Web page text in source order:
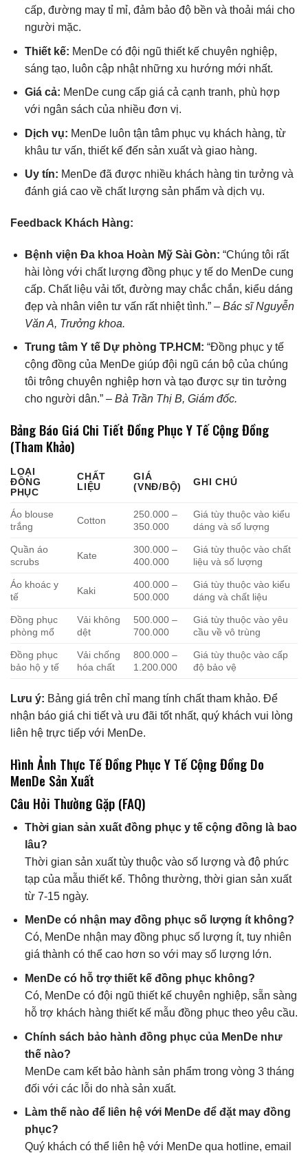
cấp, đường may tỉ mỉ, đảm bảo độ bền và thoải mái cho
người mặc.
Thiết kế: MenDe có đội ngũ thiết kế chuyên nghiệp,
sáng tạo, luôn cập nhật những xu hướng mới nhất.
Giá cả: MenDe cung cấp giá cả cạnh tranh, phù hợp
với ngân sách của nhiều đơn vị.
Dịch vụ: MenDe luôn tận tâm phục vụ khách hàng, từ
khâu tư vấn, thiết kế đến sản xuất và giao hàng.
Uy tín: MenDe đã được nhiều khách hàng tin tưởng và
đánh giá cao về chất lượng sản phẩm và dịch vụ.
Feedback Khách Hàng:
Bệnh viện Đa khoa Hoàn Mỹ Sài Gòn: “Chúng tôi rất
hài lòng với chất lượng đồng phục y tế do MenDe cung
cấp. Chất liệu vải tốt, đường may chắc chắn, kiểu dáng
đẹp và nhân viên tư vấn rất nhiệt tình.” – Bác sĩ Nguyễn
Văn A, Trưởng khoa.
Trung tâm Y tế Dự phòng TP.HCM: “Đồng phục y tế
cộng đồng của MenDe giúp đội ngũ cán bộ của chúng
tôi trông chuyên nghiệp hơn và tạo được sự tin tưởng
cho người dân.” – Bà Trần Thị B, Giám đốc.
Bảng Báo Giá Chi Tiết Đồng Phục Y Tế Cộng Đồng
(Tham Khảo)
LOẠI
ĐỒNG
PHỤC
CHẤT
LIỆU
GIÁ
(VNĐ/BỘ)
GHI CHÚ
Áo blouse
trắng
Cotton
250.000 –
350.000
Giá tùy thuộc vào kiểu
dáng và số lượng
Quần áo
scrubs
Kate
300.000 –
400.000
Giá tùy thuộc vào chất
liệu và số lượng
Áo khoác y
tế
Kaki
400.000 –
500.000
Giá tùy thuộc vào kiểu
dáng và chất liệu
Đồng phục
phòng mổ
Vải không
dệt
500.000 –
700.000
Giá tùy thuộc vào yêu
cầu về vô trùng
Đồng phục
bảo hộ y tế
Vải chống
hóa chất
800.000 –
1.200.000
Giá tùy thuộc vào cấp
độ bảo vệ
Lưu ý: Bảng giá trên chỉ mang tính chất tham khảo. Để
nhận báo giá chi tiết và ưu đãi tốt nhất, quý khách vui lòng
liên hệ trực tiếp với MenDe.
Hình Ảnh Thực Tế Đồng Phục Y Tế Cộng Đồng Do
MenDe Sản Xuất
Câu Hỏi Thường Gặp (FAQ)
Thời gian sản xuất đồng phục y tế cộng đồng là bao
lâu?
Thời gian sản xuất tùy thuộc vào số lượng và độ phức
tạp của mẫu thiết kế. Thông thường, thời gian sản xuất
từ 7-15 ngày.
MenDe có nhận may đồng phục số lượng ít không?
Có, MenDe nhận may đồng phục số lượng ít, tuy nhiên
giá thành có thể cao hơn so với may số lượng lớn.
MenDe có hỗ trợ thiết kế đồng phục không?
Có, MenDe có đội ngũ thiết kế chuyên nghiệp, sẵn sàng
hỗ trợ khách hàng thiết kế mẫu đồng phục theo yêu cầu.
Chính sách bảo hành đồng phục của MenDe như
thế nào?
MenDe cam kết bảo hành sản phẩm trong vòng 3 tháng
đối với các lỗi do nhà sản xuất.
Làm thế nào để liên hệ với MenDe để đặt may đồng
phục?
Quý khách có thể liên hệ với MenDe qua hotline, email